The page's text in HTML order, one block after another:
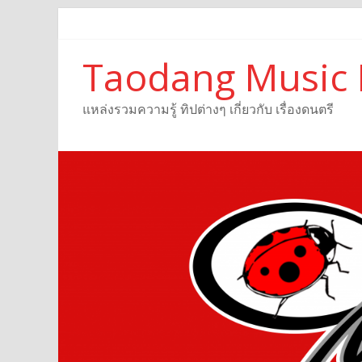
Taodang Music
แหล่งรวมความรู้ ทิปต่างๆ เกี่ยวกับ เรื่องดนตรี